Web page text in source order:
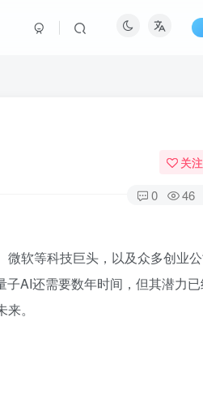
关注
0 46
软等科技巨头，以及众多创业
AI还需要数年时间，但其潜力
。